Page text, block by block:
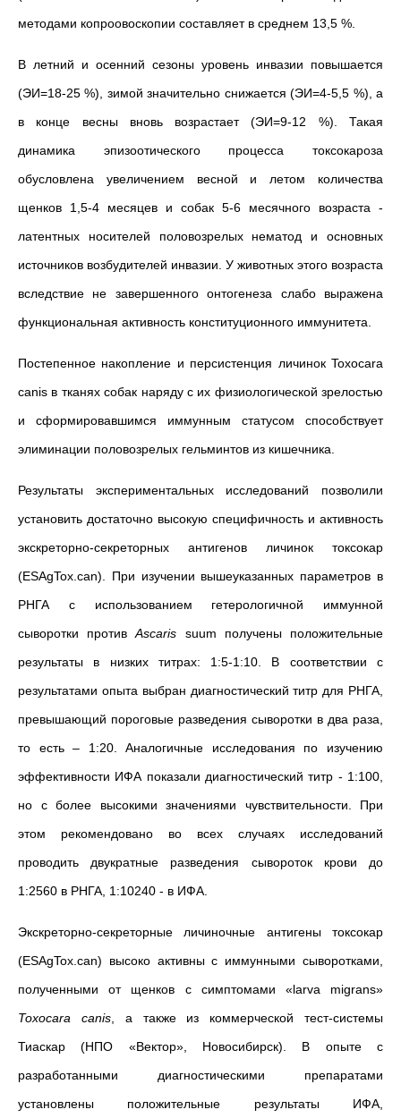
методами копроовоскопии составляет в среднем 13,5 %.
В летний и осенний сезоны уровень инвазии повышается
(ЭИ=18-25 %), зимой значительно снижается (ЭИ=4-5,5 %), а
в конце весны вновь возрастает (ЭИ=9-12 %). Такая
динамика эпизоотического процесса токсокароза
обусловлена увеличением весной и летом количества
щенков 1,5-4 месяцев и собак 5-6 месячного возраста -
латентных носителей половозрелых нематод и основных
источников возбудителей инвазии. У животных этого возраста
вследствие не завершенного онтогенеза слабо выражена
функциональная активность конституционного иммунитета.
Постепенное накопление и персистенция личинок Toxocara
canis в тканях собак наряду с их физиологической зрелостью
и сформировавшимся иммунным статусом способствует
элиминации половозрелых гельминтов из кишечника.
Результаты экспериментальных исследований позволили
установить достаточно высокую специфичность и активность
экскреторно-секреторных антигенов личинок токсокар
(ESAgTox.can). При изучении вышеуказанных параметров в
РНГА с использованием гетерологичной иммунной
сыворотки противAscaris suum получены положительные
результаты в низких титрах: 1:5-1:10. В соответствии с
результатами опыта выбран диагностический титр для РНГА,
превышающий пороговые разведения сыворотки в два раза,
то есть – 1:20. Аналогичные исследования по изучению
эффективности ИФА показали диагностический титр - 1:100,
но с более высокими значениями чувствительности. При
этом рекомендовано во всех случаях исследований
проводить двукратные разведения сывороток крови до
1:2560 в РНГА, 1:10240 - в ИФА.
Экскреторно-секреторные личиночные антигены токсокар
(ESAgTox.can) высоко активны с иммунными сыворотками,
полученными от щенков с симптомами «larva migrans»
Toxocara
canis, а также из коммерческой тест-системы
Тиаскар (НПО «Вектор», Новосибирск). В опыте с
разработанными диагностическими препаратами
установлены положительные результаты ИФА,